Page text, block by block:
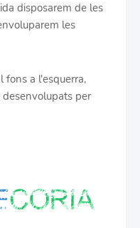
disposarem de les
les
fons a l'esquerra,
per